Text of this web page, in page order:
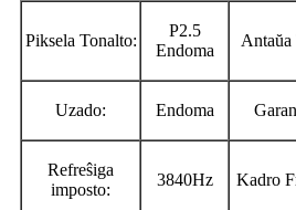
Piksela Tonalto:
P2.5
Endoma
Antaŭa
Uzado: Endoma
Refreŝiga
imposto:
3840Hz Kadro